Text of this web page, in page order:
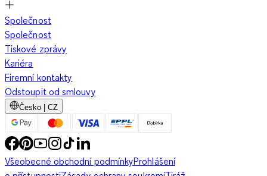
Společnost
Společnost
Tiskové zprávy
Kariéra
Firemní kontakty
Odstoupit od smlouvy
Česko | CZ
Všeobecné obchodní podmínkyProhlášení